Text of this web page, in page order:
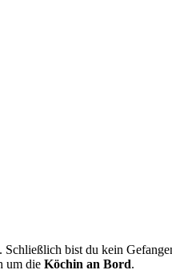
bist du kein
um die Köchin an Bord.